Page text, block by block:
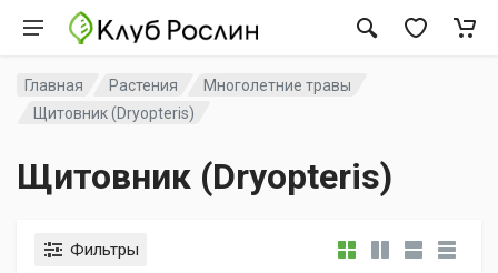
Главная Растения
Многолетние травы
Щитовник (Dryopteris)
Щитовник (Dryopteris)
Фильтры